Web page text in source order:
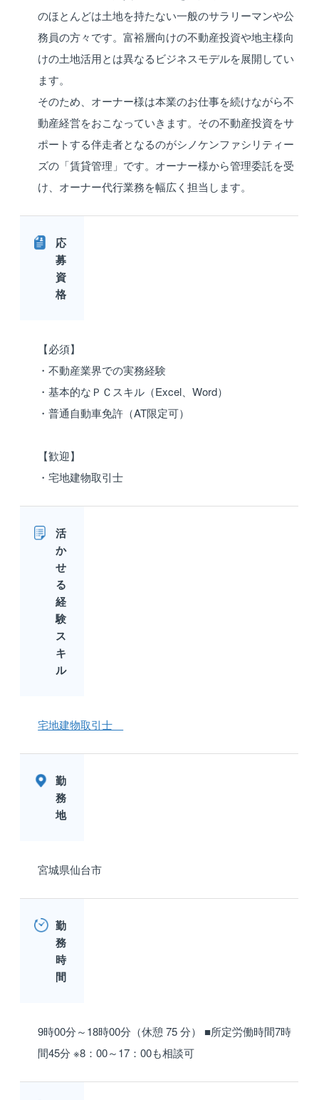
のほとんどは土地を持たない一般のサラリーマンや公
務員の方々です。富裕層向けの不動産投資や地主様向
けの土地活用とは異なるビジネスモデルを展開してい
ます。
そのため、オーナー様は本業のお仕事を続けながら不
動産経営をおこなっていきます。その不動産投資をサ
ポートする伴走者となるのがシノケンファシリティー
ズの「賃貸管理」です。オーナー様から管理委託を受
け、オーナー代行業務を幅広く担当します。
応
募
資
格
【必須】
・不動産業界での実務経験
・基本的なＰＣスキル（Excel、Word）
・普通自動車免許（AT限定可）
【歓迎】
・宅地建物取引士
活
か
せ
る
経
験
ス
キ
ル
宅地建物取引士
勤
務
地
宮城県仙台市
勤
務
時
間
9時00分～18時00分（休憩 75 分） ■所定労働時間7時
間45分 ※8：00～17：00も相談可